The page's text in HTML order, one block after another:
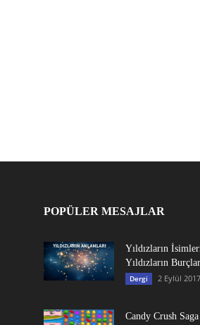
POPÜLER MESAJLAR
Yıldızların
Yıldızların
Dergi 2 Eylül 2017
Candy Crush